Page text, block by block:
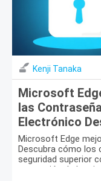
Kenji Tanaka
Microsoft
las
Electrónico
Defensa
Microsoft Edge
Descubra cómo los
seguridad superior
protección de la